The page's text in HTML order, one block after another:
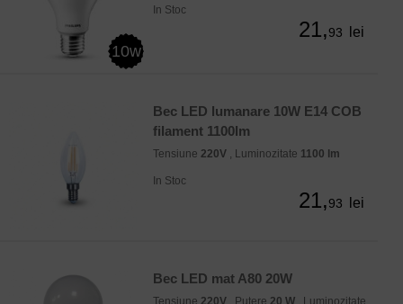
10w
In Stoc
21,93 lei
Bec LED lumanare 10W E14 COB
filament 1100lm
Tensiune 220V , Luminozitate 1100 lm
In Stoc
21,93 lei
Bec LED mat A80 20W